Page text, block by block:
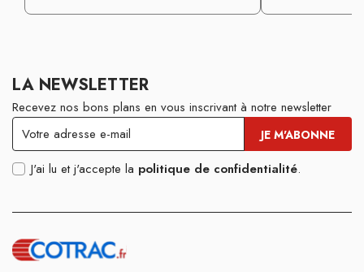
LA NEWSLETTER
Recevez nos bons plans en vous inscrivant à notre newsletter
J'ai lu et j'accepte la politique de confidentialité.